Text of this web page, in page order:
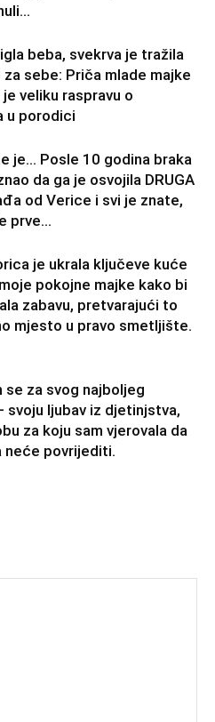
beba, svekrva je tražila
za sebe: Priča mlade majke
veliku raspravu o
u porodici
je… Posle 10 godina braka
da ga je osvojila DRUGA
od Verice i svi je znate,
prve...
je ukrala ključeve kuće
pokojne majke kako bi
zabavu, pretvarajući to
mjesto u pravo smetljište.
se za svog najboljeg
svoju ljubav iz djetinjstva,
za koju sam vjerovala da
neće povrijediti.